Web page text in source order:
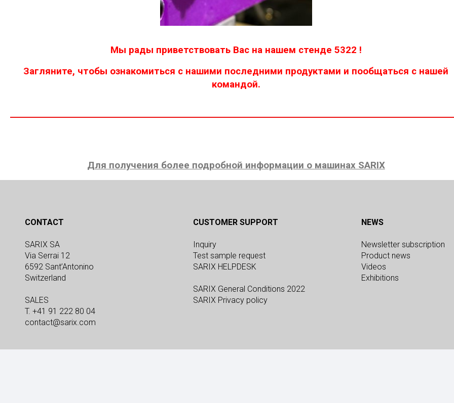
Мы рады приветствовать Вас на нашем стенде 5322 !
Загляните, чтобы ознакомиться с нашими последними продуктами и пообщаться с нашей
командой.
Для получения более подробной информации о машинах SARIX
CONTACT
SARIX SA
Via Serrai 12
6592 Sant’Antonino
Switzerland
SALES
T. +41 91 222 80 04
contact@sarix.com
CUSTOMER SUPPORT
Inquiry
Test sample request
SARIX HELPDESK
SARIX General Conditions 2022
SARIX Privacy policy
NEWS
Newsletter subscription
Product news
Videos
Exhibitions